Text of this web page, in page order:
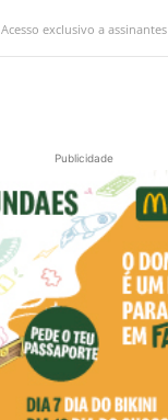
Acesso exclusivo a assinantes
Publicidade